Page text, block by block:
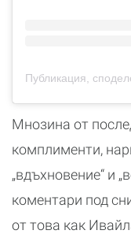
Мнозина от
комплименти,
„вдъхновение“ и
коментари под
от това как